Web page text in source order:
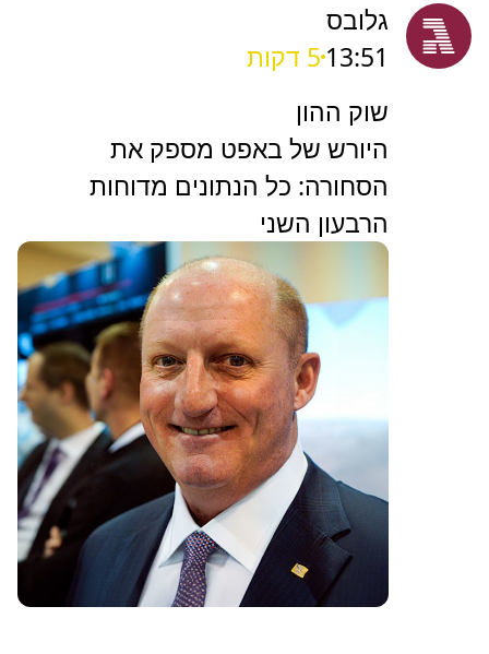
גלובס
13:51 5 דקות
שוק ההון
היורש של באפט מספק את
הסחורה: כל הנתונים מדוחות
הרבעון השני